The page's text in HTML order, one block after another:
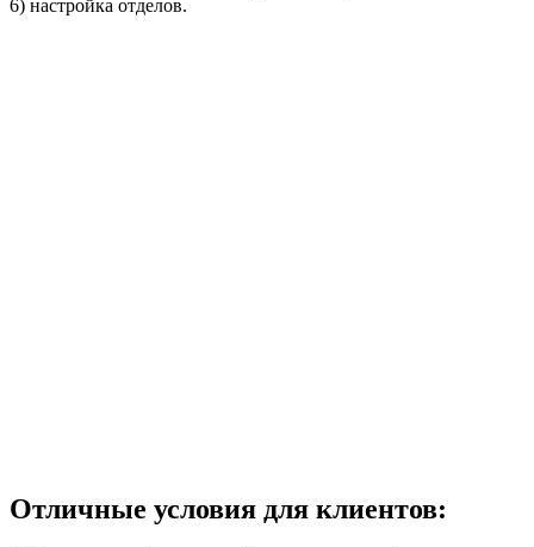
6) настройка отделов.
Отличные условия для клиентов: